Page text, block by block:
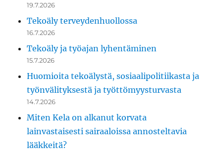
19.7.2026
Tekoäly terveydenhuollossa
16.7.2026
Tekoäly ja työajan lyhentäminen
15.7.2026
Huomioita tekoälystä, sosiaalipolitiikasta ja
työnvälityksestä ja työttömyysturvasta
14.7.2026
Miten Kela on alkanut korvata
lainvastaisesti sairaaloissa annosteltavia
lääkkeitä?